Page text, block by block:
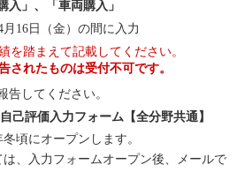
入」、「車両購入」
16日（金）の間に入力
を踏まえて記載してください。
されたものは受付不可です。
告してください。
己評価入力フォーム【全分野共通】
頃にオープンします。
、入力フォームオープン後、メールで